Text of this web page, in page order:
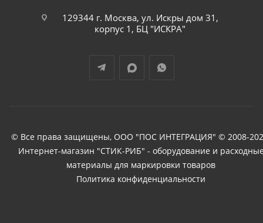
129344 г. Москва, ул. Искры дом 31,
корпус 1, БЦ "ИСКРА"
© Все права защищены, ООО "ПОС ИНТЕГРАЦИЯ" © 2008-
Интернет-магазин "СТИК-РИБ" - оборудование и
материалы для маркировки товаров
Политика конфиденциальности